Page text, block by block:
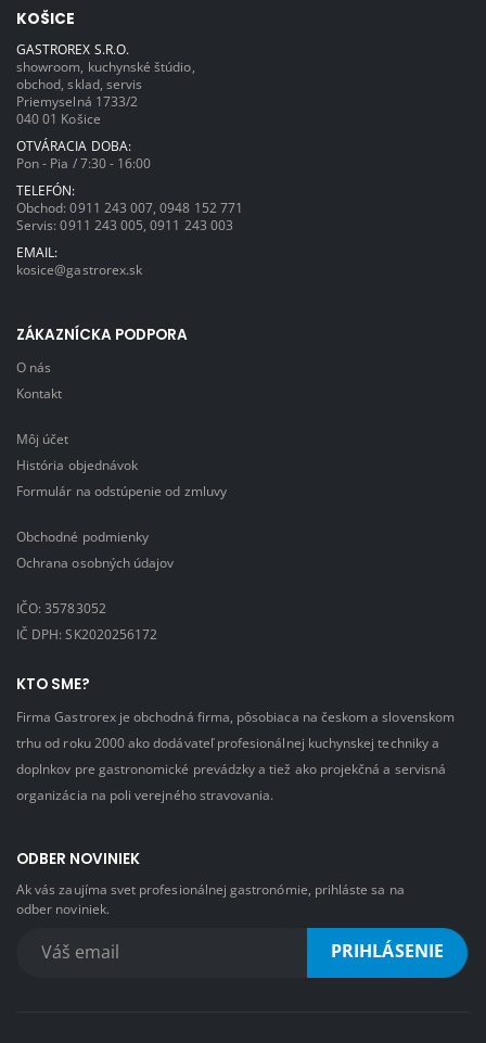
KOŠICE
GASTROREX S.R.O.
showroom, kuchynské štúdio,
obchod, sklad, servis
Priemyselná 1733/2
040 01 Košice
OTVÁRACIA DOBA:
Pon - Pia / 7:30 - 16:00
TELEFÓN:
Obchod:0911 243 007,0948 152 771
Servis:0911 243 005,0911 243 003
EMAIL:
kosice@gastrorex.sk
ZÁKAZNÍCKA PODPORA
O nás
Kontakt
Môj účet
História objednávok
Formulár na odstúpenie od zmluvy
Obchodné podmienky
Ochrana osobných údajov
IČO: 35783052
IČ DPH: SK2020256172
KTO SME?
Firma Gastrorex je obchodná firma, pôsobiaca na českom a slovenskom
trhu od roku 2000 ako dodávateľ profesionálnej kuchynskej techniky a
doplnkov pre gastronomické prevádzky a tiež ako projekčná a servisná
organizácia na poli verejného stravovania.
ODBER NOVINIEK
Ak vás zaujíma svet profesionálnej gastronómie, prihláste sa na
odber noviniek.